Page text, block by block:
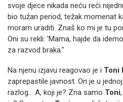
svoje djece nikada neću reći
bio tužan period, težak momenat
moram uraditi. Znaš ko mi je tu
Oni su rekli: 'Mama, hajde da
za razvod braka."
Na njenu izjavu reagovao je i Toni
zaprepastile javnost. On je u
razlog... A, koji je? Zna samo Toni